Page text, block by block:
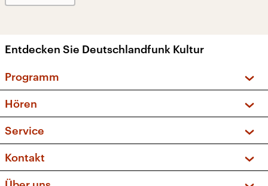
Entdecken Sie Deutschlandfunk Kultur
Programm
Sendungen und Podcasts
Musikliste
Kakadu – Das Kinderprogramm
Hören
Frequenzen (UKW + DAB+)
Service
FAQ
Apps
Kontakt